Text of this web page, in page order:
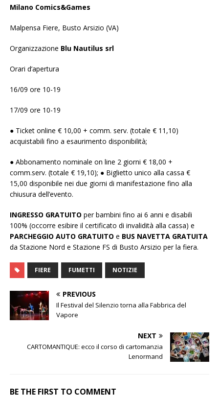
Milano Comics&Games
Malpensa Fiere, Busto Arsizio (VA)
Organizzazione Blu Nautilus srl
Orari d’apertura
16/09 ore 10-19
17/09 ore 10-19
● Ticket online € 10,00 + comm. serv. (totale € 11,10)
acquistabili fino a esaurimento disponibilità;
● Abbonamento nominale on line 2 giorni € 18,00 +
comm.serv. (totale € 19,10); ● Biglietto unico alla cassa €
15,00 disponibile nei due giorni di manifestazione fino alla
chiusura dell’evento.
INGRESSO GRATUITO per bambini fino ai 6 anni e disabili
100% (occorre esibire il certificato di invalidità alla cassa) e
PARCHEGGIO AUTO GRATUITO e BUS NAVETTA GRATUITA
da Stazione Nord e Stazione FS di Busto Arsizio per la fiera.
FIERE FUMETTI NOTIZIE
PREVIOUS
Il Festival del Silenzio torna alla Fabbrica del
Vapore
NEXT
CARTOMANTIQUE: ecco il corso di cartomanzia
Lenormand
BE THE FIRST TO COMMENT